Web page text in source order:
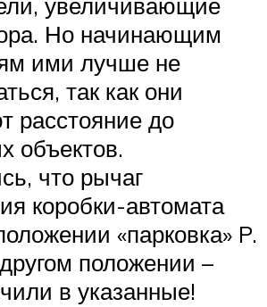
Но начинающим
ими лучше не
так как они
расстояние до
объектов.
что рычаг
коробки-автомата
«парковка» P.
положении –
в указанные!